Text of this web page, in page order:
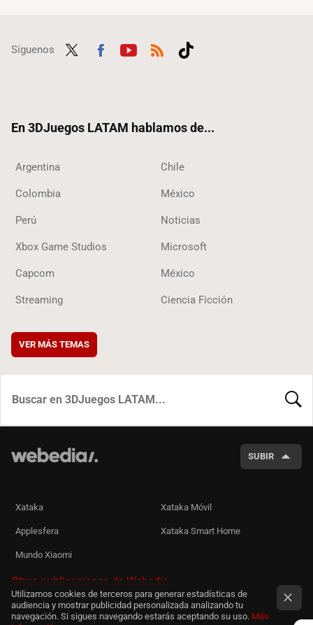
Síguenos
En 3DJuegos LATAM hablamos de...
Argentina Chile
Colombia México
Perú Noticias
Xbox Game Studios Microsoft
Capcom México
Streaming Ciencia Ficción
VER MÁS TEMAS
SUBIR
Xataka Xataka Móvil
Applesfera Xataka Smart Home
Mundo Xiaomi
Otras publicaciones de Webedia
Utilizamos cookies de terceros para generar estadísticas de
audiencia y mostrar publicidad personalizada analizando tu
navegación. Si sigues navegando estarás aceptando su uso. Más